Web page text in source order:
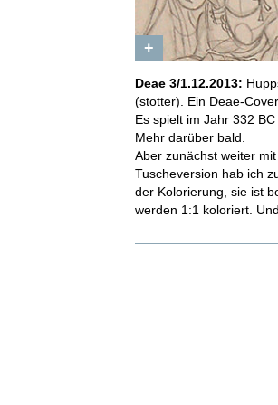
+
Deae 3/1.12.2013:
(stotter). Ein Deae-
Es spielt im Jahr 332
Mehr darüber bald.
Aber zunächst weiter
Tuscheversion hab ich
der Kolorierung, sie ist
werden 1:1 koloriert.